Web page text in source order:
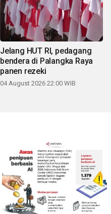
Jelang HUT RI, pedagang
bendera di Palangka Raya
panen rezeki
04 August 2026 22:00 WIB